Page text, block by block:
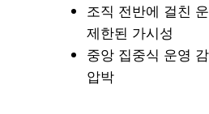
조직 전반에 걸친
제한된 가시성
중앙 집중식 운영
압박